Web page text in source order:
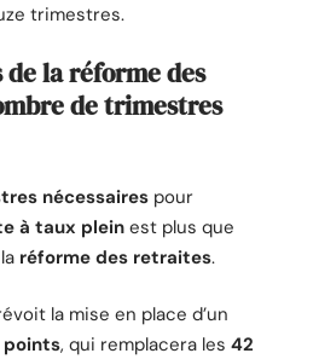
trimestres.
de la réforme des
de trimestres
nécessaires pour
à taux plein est plus que
réforme des retraites.
la mise en place d’un
points, qui remplacera les 42